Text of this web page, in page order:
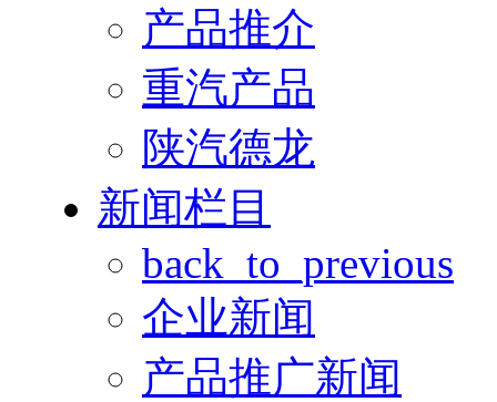
产品推介
重汽产品
陕汽德龙
新闻栏目
back_to_previous
企业新闻
产品推广新闻